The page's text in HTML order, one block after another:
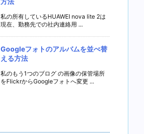
私の所有しているHUAWEI nova lite 2は
現在、勤務先での社内連絡用 ...
Googleフォトのアルバムを並べ替
える方法
私のもう1つのブログ の画像の保管場所
をFlickrからGoogleフォトへ変更 ...